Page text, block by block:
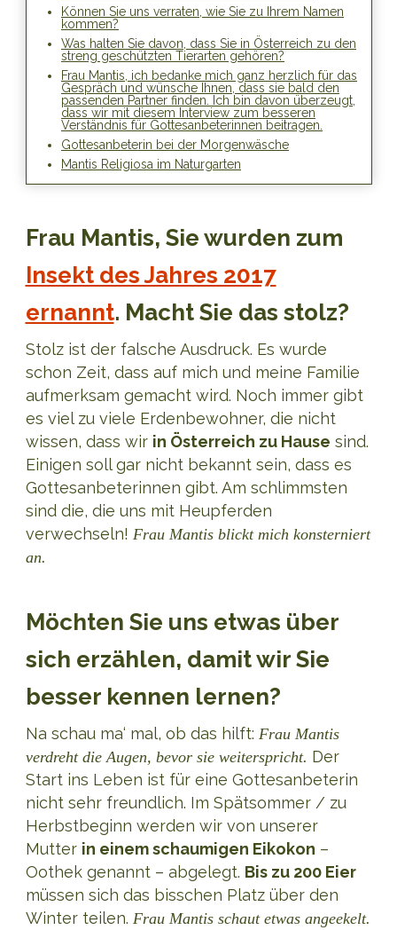
Können Sie uns verraten, wie Sie zu Ihrem Namen
kommen?
Was halten Sie davon, dass Sie in Österreich zu den
streng geschützten Tierarten gehören?
Frau Mantis, ich bedanke mich ganz herzlich für das
Gespräch und wünsche Ihnen, dass sie bald den
passenden Partner finden. Ich bin davon überzeugt,
dass wir mit diesem Interview zum besseren
Verständnis für Gottesanbeterinnen beitragen.
Gottesanbeterin bei der Morgenwäsche
Mantis Religiosa im Naturgarten
Frau Mantis, Sie wurden zum
Insekt des Jahres 2017
ernannt. Macht Sie das stolz?
Stolz ist der falsche Ausdruck. Es wurde
schon Zeit, dass auf mich und meine Familie
aufmerksam gemacht wird. Noch immer gibt
es viel zu viele Erdenbewohner, die nicht
wissen, dass wir in Österreich zu Hause sind.
Einigen soll gar nicht bekannt sein, dass es
Gottesanbeterinnen gibt. Am schlimmsten
sind die, die uns mit Heupferden
verwechseln! Frau Mantis blickt mich konsterniert
an.
Möchten Sie uns etwas über
sich erzählen, damit wir Sie
besser kennen lernen?
Na schau ma‘ mal, ob das hilft: Frau Mantis
verdreht die Augen, bevor sie weiterspricht. Der
Start ins Leben ist für eine Gottesanbeterin
nicht sehr freundlich. Im Spätsommer / zu
Herbstbeginn werden wir von unserer
Mutter in einem schaumigen Eikokon –
Oothek genannt – abgelegt. Bis zu 200 Eier
müssen sich das bisschen Platz über den
Winter teilen. Frau Mantis schaut etwas angeekelt.